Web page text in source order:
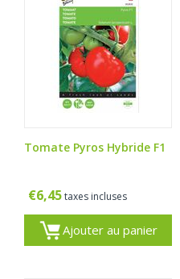
Tomate Pyros Hybride F1
€6,45taxes incluses
Ajouter au panier